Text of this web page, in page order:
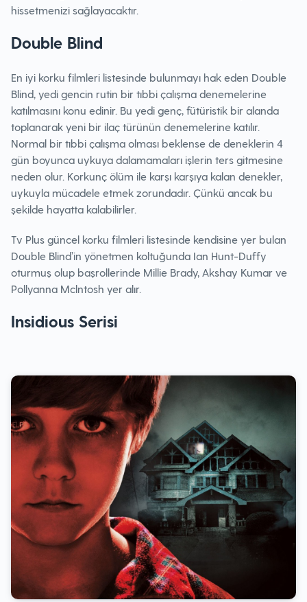
hissetmenizi sağlayacaktır.
Double Blind
En iyi korku filmleri listesinde bulunmayı hak eden Double
Blind, yedi gencin rutin bir tıbbi çalışma denemelerine
katılmasını konu edinir. Bu yedi genç, fütüristik bir alanda
toplanarak yeni bir ilaç türünün denemelerine katılır.
Normal bir tıbbi çalışma olması beklense de deneklerin 4
gün boyunca uykuya dalamamaları işlerin ters gitmesine
neden olur. Korkunç ölüm ile karşı karşıya kalan denekler,
uykuyla mücadele etmek zorundadır. Çünkü ancak bu
şekilde hayatta kalabilirler.
Tv Plus güncel korku filmleri listesinde kendisine yer bulan
Double Blind’in yönetmen koltuğunda Ian Hunt-Duffy
oturmuş olup başrollerinde Millie Brady, Akshay Kumar ve
Pollyanna Mclntosh yer alır.
Insidious Serisi